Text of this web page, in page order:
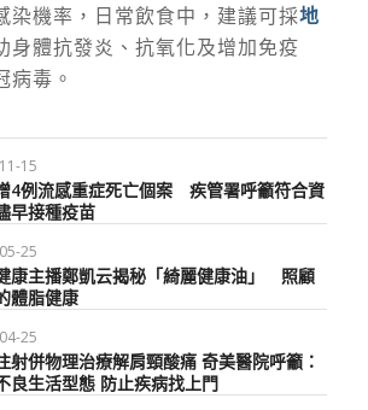
染機率，日常飲食中，建議可採地
身體抗發炎、抗氧化及增加免疫
病毒。
15
4例流感重症死亡個案 疾管署呼籲符合資
早接種疫苗
25
康主播鄭凱云揭秘「綺麗健康油」 照顧
體脂健康
25
射併物理治療解肩頸酸痛 奇美醫院呼籲：
良生活型態 防止疾病找上門